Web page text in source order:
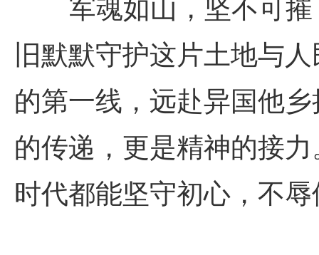
军魂如山，坚不可摧
旧默默守护这片土地与
的第一线，远赴异国他
的传递，更是精神的接
时代都能坚守初心，不